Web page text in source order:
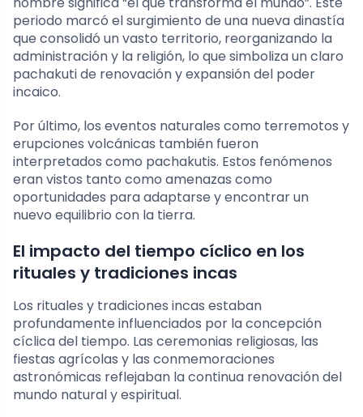
periodo marcó el surgimiento de una nueva dinastía
que consolidó un vasto territorio, reorganizando la
administración y la religión, lo que simboliza un claro
pachakuti de renovación y expansión del poder
incaico.
Por último, los eventos naturales como terremotos y
erupciones volcánicas también fueron
interpretados como pachakutis. Estos fenómenos
eran vistos tanto como amenazas como
oportunidades para adaptarse y encontrar un
nuevo equilibrio con la tierra.
El impacto del tiempo cíclico en los
rituales y tradiciones incas
Los rituales y tradiciones incas estaban
profundamente influenciados por la concepción
cíclica del tiempo. Las ceremonias religiosas, las
fiestas agrícolas y las conmemoraciones
astronómicas reflejaban la continua renovación del
mundo natural y espiritual.